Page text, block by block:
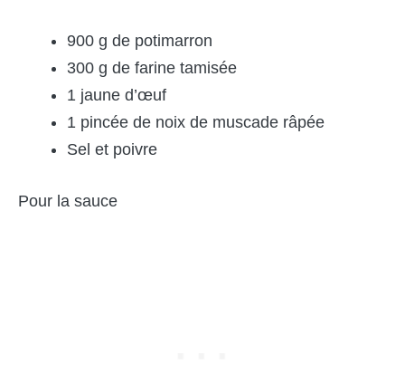
900 g de potimarron
300 g de farine tamisée
1 jaune d’œuf
1 pincée de noix de muscade râpée
Sel et poivre
Pour la sauce